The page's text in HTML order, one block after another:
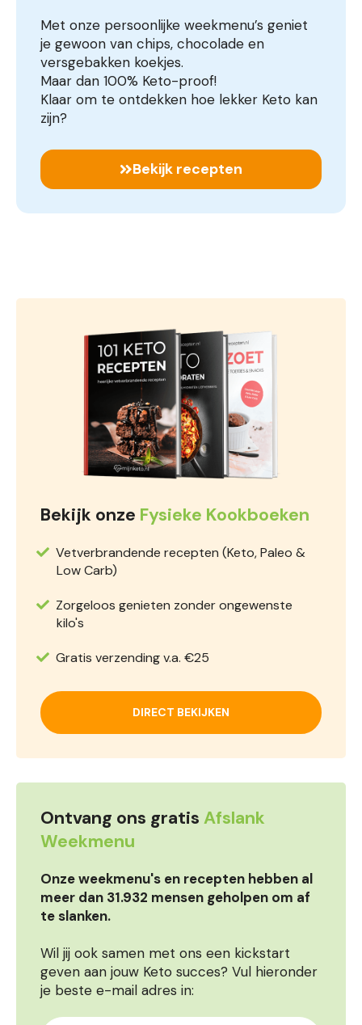
Met onze persoonlijke weekmenu’s geniet
je gewoon van chips, chocolade en
versgebakken koekjes.
Maar dan 100% Keto-proof!
Klaar om te ontdekken hoe lekker Keto kan
zijn?
Bekijk recepten
Bekijk onze Fysieke Kookboeken
Vetverbrandende recepten (Keto, Paleo &
Low Carb)
Zorgeloos genieten zonder ongewenste
kilo's
Gratis verzending v.a. €25
DIRECT BEKIJKEN
Ontvang ons gratis Afslank
Weekmenu
Onze weekmenu's en recepten hebben al
meer dan 31.932 mensen geholpen om af
te slanken.
Wil jij ook samen met ons een kickstart
geven aan jouw Keto succes? Vul hieronder
je beste e-mail adres in: